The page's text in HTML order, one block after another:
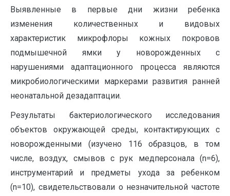
Выявленные в первые дни жизни ребенка
изменения количественных и видовых
характеристик микрофлоры кожных покровов
подмышечной ямки у новорожденных с
нарушениями адаптационного процесса являются
микробиологическими маркерами развития ранней
неонатальной дезадаптации.
Результаты бактериологического исследования
объектов окружающей среды, контактирующих с
новорожденными (изучено 116 образцов, в том
числе, воздух, смывов с рук медперсонала (n=6),
инструментарий и предметы ухода за ребенком
(n=10), свидетельствовали о незначительной частоте